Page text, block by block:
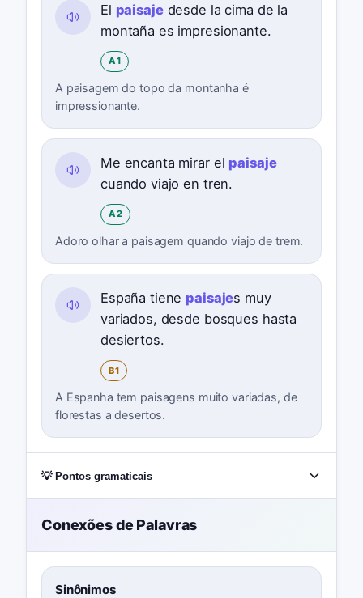
El paisajedesde la cima de la
montaña es impresionante.
A1
A paisagem do topo da montanha é
impressionante.
Me encanta mirar el paisaje
cuando viajo en tren.
A2
Adoro olhar a paisagem quando viajo de trem.
España tiene paisajes muy
variados, desde bosques hasta
desiertos.
B1
A Espanha tem paisagens muito variadas, de
florestas a desertos.
💡 Pontos gramaticais
Conexões de Palavras
Sinônimos